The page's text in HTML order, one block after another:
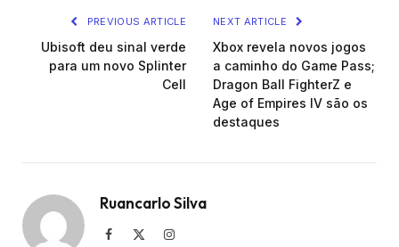
PREVIOUS ARTICLE
Ubisoft deu sinal verde
para um novo Splinter
Cell
NEXT ARTICLE
Xbox revela novos jogos
a caminho do Game Pass;
Dragon Ball FighterZ e
Age of Empires IV são os
destaques
Ruancarlo Silva
Facebook Instagram